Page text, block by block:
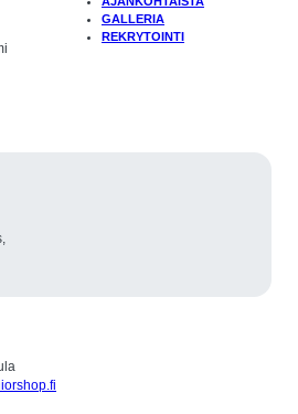
GALLERIA
REKRYTOINTI